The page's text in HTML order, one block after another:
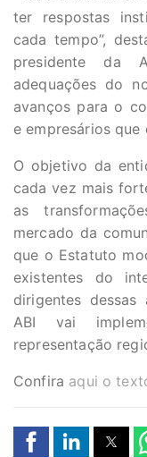
ter respostas
cada tempo”,
presidente da
adequações do
avanços para o
e empresários que
O objetivo da
cada vez mais
as
mercado da
que o Estatuto
existentes do
dirigentes
ABI vai
representação
Confira aqui o